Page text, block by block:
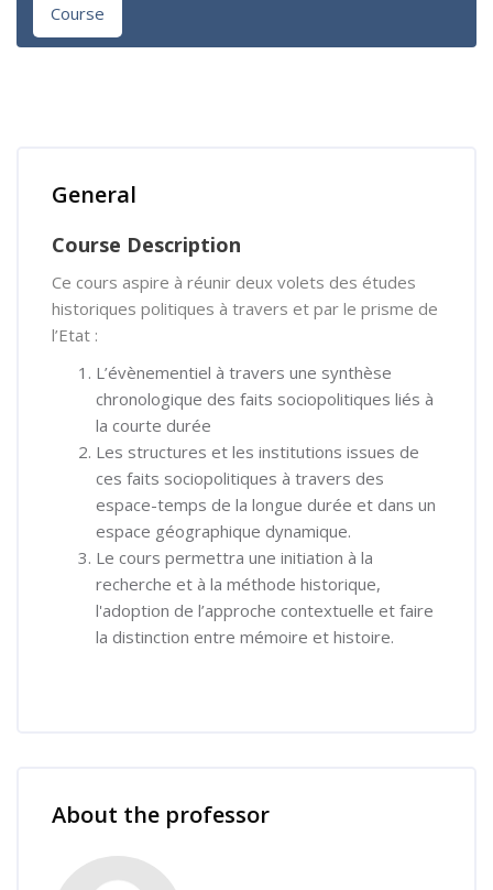
Course
General
Course Description
Ce cours aspire à réunir deux volets des études
historiques politiques à travers et par le prisme de
l’Etat :
L’évènementiel à travers une synthèse
chronologique des faits sociopolitiques liés à
la courte durée
Les structures et les institutions issues de
ces faits sociopolitiques à travers des
espace-temps de la longue durée et dans un
espace géographique dynamique.
Le cours permettra une initiation à la
recherche et à la méthode historique,
l'adoption de l’approche contextuelle et faire
la distinction entre mémoire et histoire.
About the professor